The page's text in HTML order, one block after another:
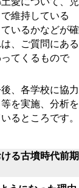
維持している
いるかなどが確
、ご質問にある
ってくるもので
、各学校に協力
を実施、分析を
るところです。
る古墳時代前期